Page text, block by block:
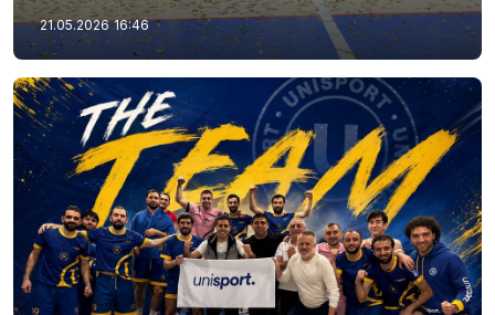
21.05.2026 16:46